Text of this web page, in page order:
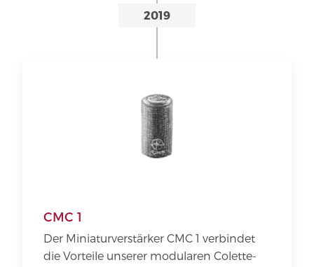
2019
CMC 1
Der Miniaturverstärker CMC 1 verbindet
die Vorteile unserer modularen Colette-